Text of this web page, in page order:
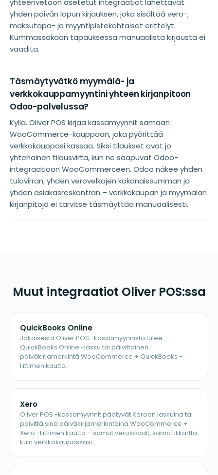
yhteenvetoon asetetut integraatiot lähettävät
yhden päivän lopun kirjauksen, joka sisältää vero-,
maksutapa- ja myyntipistekohtaiset erittelyt.
Kummassakaan tapauksessa manuaalista kirjausta ei
vaadita.
Täsmäytyvätkö myymälä- ja
verkkokauppamyyntini yhteen kirjanpitoon
Odoo-palvelussa?
Kyllä. Oliver POS kirjaa kassamyynnit samaan
WooCommerce-kauppaan, joka pyörittää
verkkokauppasi kassaa. Siksi tilaukset ovat jo
yhtenäinen tilausvirta, kun ne saapuvat Odoo-
integraatioon WooCommerceen. Odoo näkee yhden
tulovirran, yhden verovelkojen kokonaissumman ja
yhden asiakasreskontran – verkkokaupan ja myymälän
kirjanpitoja ei tarvitse täsmäyttää manuaalisesti.
Muut integraatiot Oliver POS:ssa
QuickBooks Online
Jokaisesta Oliver POS -kassamyynnistä tulee
QuickBooks Online -lasku tai päivittäinen
päiväkirjamerkintä WooCommerce + QuickBooks -
liittimen kautta.
Xero
Oliver POS -kassamyynnit päätyvät Xeroon laskuina tai
päivittäisinä päiväkirjamerkintöinä WooCommerce +
Xero -liittimen kautta – samat verokoodit, sama tilikartta
kuin verkkokaupassasi.